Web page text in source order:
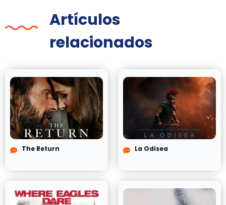
Artículos
relacionados
The Return La Odisea